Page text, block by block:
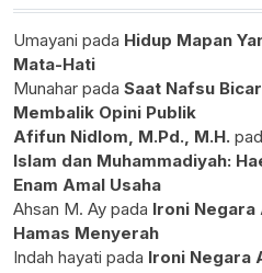
Umayani pada Hidup Mapan
Mata-Hati
Munahar pada Saat Nafsu
Membalik Opini Publik
Afifun Nidlom, M.Pd., M.H.
Islam dan Muhammadiyah:
Enam Amal Usaha
Ahsan M. Ay pada Ironi Negara
Hamas Menyerah
Indah hayati pada Ironi Negara